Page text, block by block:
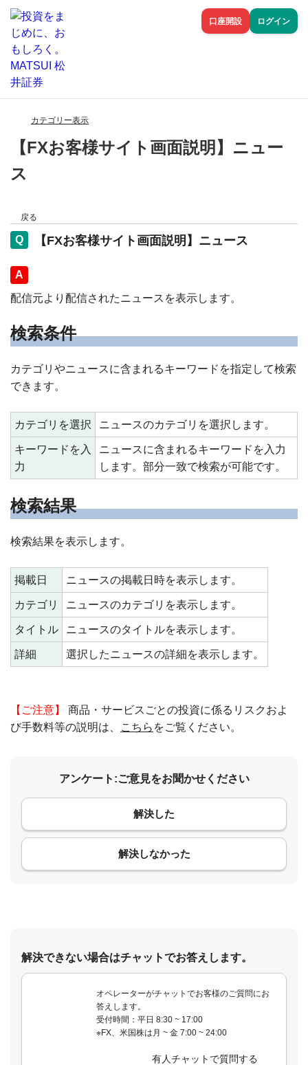
口座開設 ログイン
カテゴリー表示
【FXお客様サイト画面説明】ニュー
ス
戻る
【FXお客様サイト画面説明】ニュース
回答
配信元より配信されたニュースを表示します。
検索条件
カテゴリやニュースに含まれるキーワードを指定して検索
できます。
カテゴリを選択 ニュースのカテゴリを選択します。
キーワードを入
力
ニュースに含まれるキーワードを入力
します。部分一致で検索が可能です。
検索結果
検索結果を表示します。
掲載日 ニュースの掲載日時を表示します。
カテゴリ ニュースのカテゴリを表示します。
タイトル ニュースのタイトルを表示します。
詳細 選択したニュースの詳細を表示します。
【ご注意】
商品・サービスごとの投資に係るリスクおよ
び手数料等の説明は、
こちら をご覧ください。
アンケート:ご意見をお聞かせください
解決した
解決しなかった
コメント
解決できない場合はチャットでお答えします。
オペレーターがチャットでお客様のご質問にお
答えします。
受付時間：平日 8:30 ~ 17:00
※FX、米国株は月 ~ 金 7:00 ~ 24:00
有人チャットで質問する